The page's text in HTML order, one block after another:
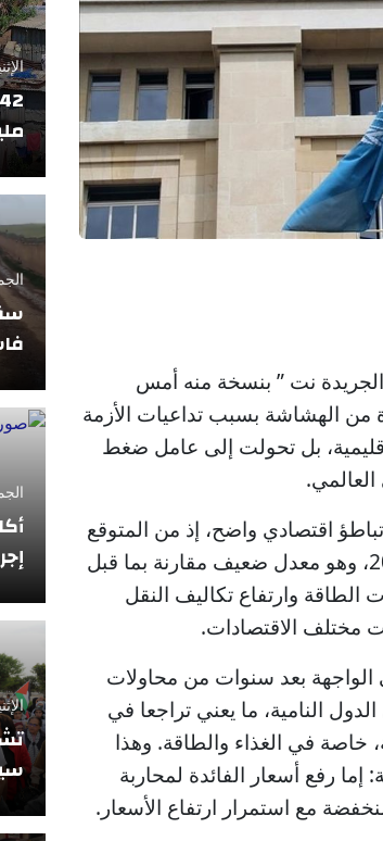
نت ” بنسخة منه أمس
من الهشاشة بسبب تداعيات الأزمة
بل تحولت إلى عامل ضغط
اقتصادي واضح، إذ من المتوقع
أن ينخفض النمو العالمي إلى 2.5% سنة 2026، وهو معدل ضعيف مقارنة بما قبل
وارتفاع تكاليف النقل
مختلف الاقتصادات.
الواجهة بعد سنوات من محاولات
النامية، ما يعني تراجعا في
خاصة في الغذاء والطاقة. وهذا
رفع أسعار الفائدة لمحاربة
مع استمرار ارتفاع الأسعار.
الإثنين 17
الجمعة 11
الجمعة 12
الإثنين 10